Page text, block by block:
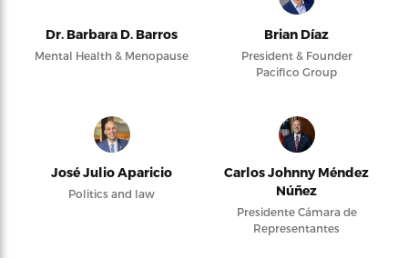
Dr. Barbara D. Barros
Mental Health & Menopause
Brian Díaz
President & Founder
Pacifico Group
José Julio Aparicio
Politics and law
Carlos Johnny Méndez
Núñez
Presidente Cámara de
Representantes